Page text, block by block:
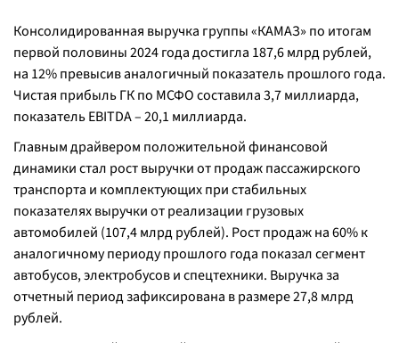
Консолидированная выручка группы «КАМАЗ» по итогам
первой половины 2024 года достигла 187,6 млрд рублей,
на 12% превысив аналогичный показатель прошлого года.
Чистая прибыль ГК по МСФО составила 3,7 миллиарда,
показатель EBITDA – 20,1 миллиарда.
Главным драйвером положительной финансовой
динамики стал рост выручки от продаж пассажирского
транспорта и комплектующих при стабильных
показателях выручки от реализации грузовых
автомобилей (107,4 млрд рублей). Рост продаж на 60% к
аналогичному периоду прошлого года показал сегмент
автобусов, электробусов и спецтехники. Выручка за
отчетный период зафиксирована в размере 27,8 млрд
рублей.